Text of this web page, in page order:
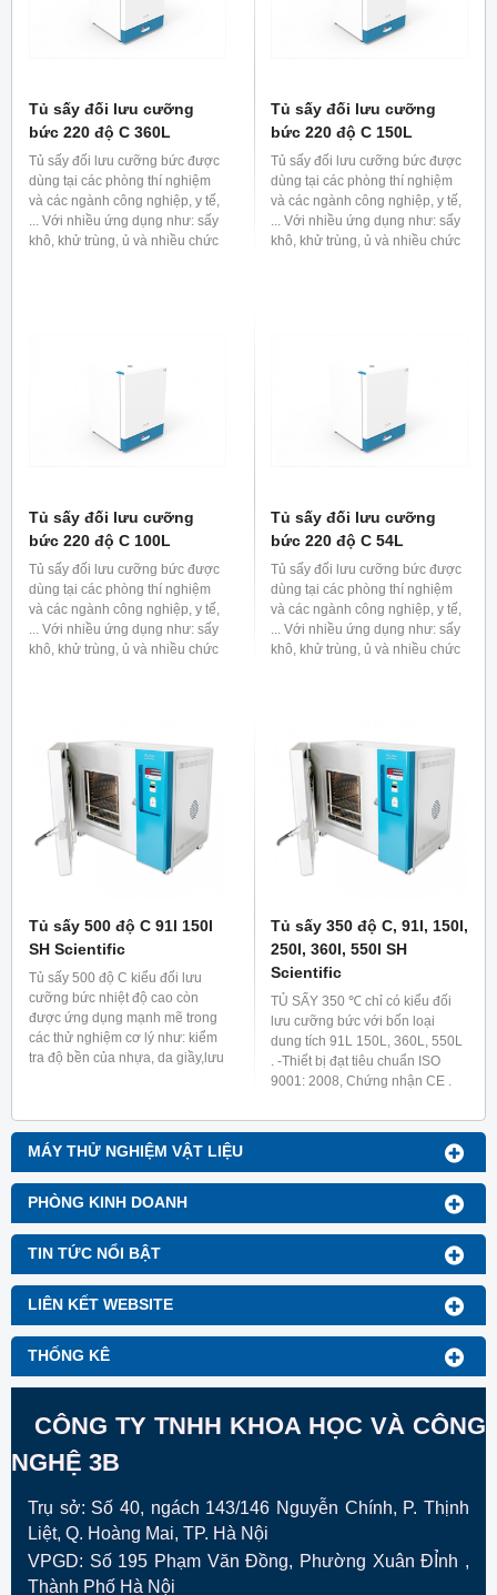
MÁY THỬ NGHIỆM VẬT LIỆU
PHÒNG KINH DOANH
TIN TỨC NỔI BẬT
LIÊN KẾT WEBSITE
THỐNG KÊ
Tủ sấy đối lưu cưỡng
bức 220 độ C 360L
Tủ sấy đối lưu cưỡng bức được
dùng tại các phòng thí nghiệm
và các ngành công nghiệp, y tế,
... Với nhiều ứng dụng như: sấy
khô, khử trùng, ủ và nhiều chức
Tủ sấy đối lưu cưỡng
bức 220 độ C 150L
Tủ sấy đối lưu cưỡng bức được
dùng tại các phòng thí nghiệm
và các ngành công nghiệp, y tế,
... Với nhiều ứng dụng như: sấy
khô, khử trùng, ủ và nhiều chức
Tủ sấy đối lưu cưỡng
bức 220 độ C 100L
Tủ sấy đối lưu cưỡng bức được
dùng tại các phòng thí nghiệm
và các ngành công nghiệp, y tế,
... Với nhiều ứng dụng như: sấy
khô, khử trùng, ủ và nhiều chức
Tủ sấy đối lưu cưỡng
bức 220 độ C 54L
Tủ sấy đối lưu cưỡng bức được
dùng tại các phòng thí nghiệm
và các ngành công nghiệp, y tế,
... Với nhiều ứng dụng như: sấy
khô, khử trùng, ủ và nhiều chức
Tủ sấy 500 độ C 91l 150l
SH Scientific
Tủ sấy 500 độ C kiểu đối lưu
cưỡng bức nhiệt độ cao còn
được ứng dụng mạnh mẽ trong
các thử nghiệm cơ lý như: kiểm
tra độ bền của nhựa, da giầy,lưu
Tủ sấy 350 độ C, 91l, 150l,
250l, 360l, 550l SH
Scientific
TỦ SẤY 350 ℃ chỉ có kiểu đối
lưu cưỡng bức với bốn loại
dung tích 91L 150L, 360L, 550L
. -Thiết bị đạt tiêu chuẩn ISO
9001: 2008, Chứng nhận CE .
CÔNG TY TNHH KHOA HỌC VÀ CÔNG
NGHỆ 3B
Trụ sở: Số 40, ngách 143/146 Nguyễn Chính, P. Thịnh
Liệt, Q. Hoàng Mai, TP. Hà Nội
VPGD: Số 195 Phạm Văn Đồng, Phường Xuân ĐỈnh ,
Thành Phố Hà Nội